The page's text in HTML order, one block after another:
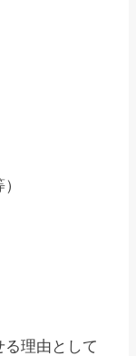
理由として